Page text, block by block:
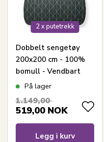
2 x putetrekk
Dobbelt sengetøy
200x200 cm - 100%
bomull - Vendbart
med grønt harlequin-
På lager
1.149,00
519,00 NOK
Legg i kurv